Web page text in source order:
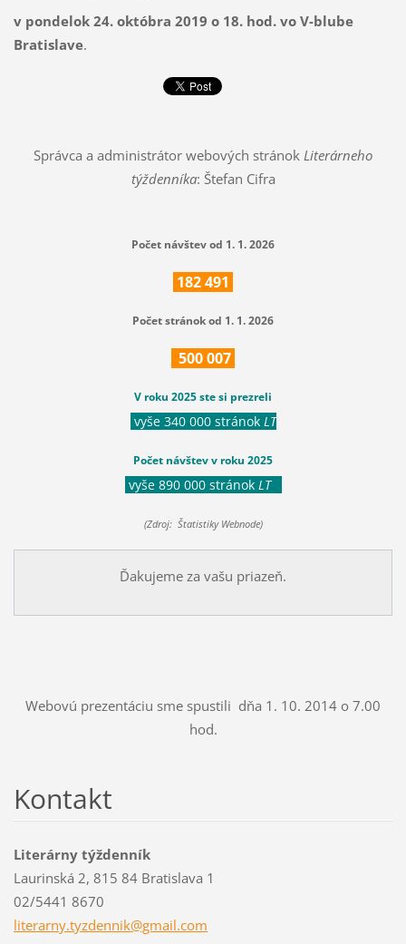
v pondelok 24. októbra 2019 o 18. hod. vo V-blube
Bratislave.
Správca a administrátor webových stránok Literárneho
týždenníka: Štefan Cifra
Počet návštev od 1. 1. 2026
182491
Počet stránok od 1. 1. 2026
500007
V roku 2025 ste si prezreli
vyše 340 000 stránok LT
Počet návštev v roku 2025
vyše 890 000 stránok LT
(Zdroj: Štatistiky Webnode)
Ďakujeme za vašu priazeň.
Webovú prezentáciu sme spustili dňa 1. 10. 2014 o 7.00
hod.
Kontakt
Literárny týždenník
Laurinská 2, 815 84 Bratislava 1
02/5441 8670
literarny.tyzdennik@gmail.com